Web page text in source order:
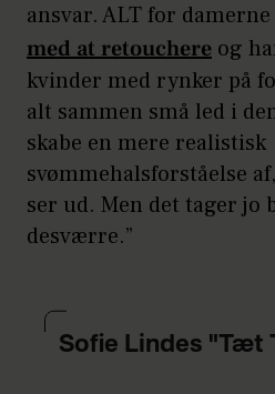
ansvar. ALT for damerne
med at retouchere og
kvinder med rynker på
alt sammen små led i
skabe en mere realistisk
svømmehalsforståelse
ser ud. Men det tager jo
desværre.”
Sofie Lindes "Tæt